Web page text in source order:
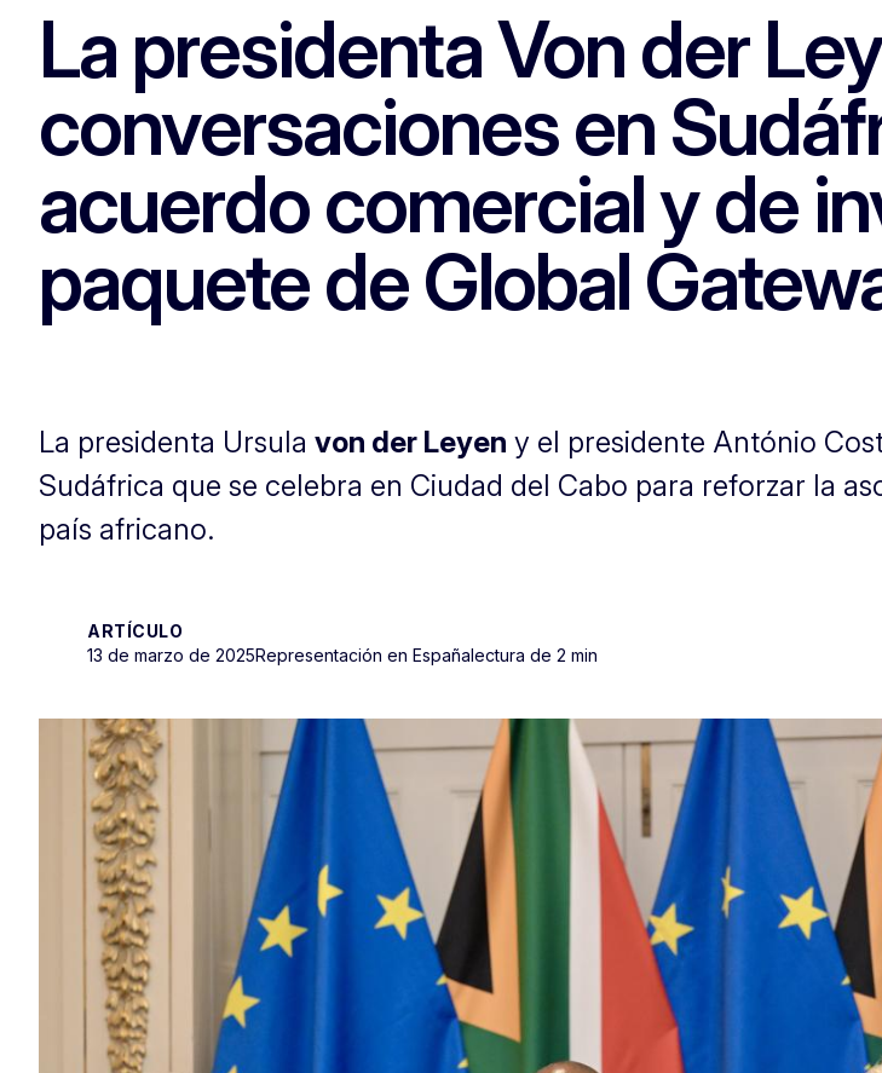
La presidenta Von der
conversaciones en
acuerdo comercial y de
paquete de Global
La presidenta Ursula von der Leyen y el presidente António
Sudáfrica que se celebra en Ciudad del Cabo para reforzar la
país africano.
ARTÍCULO
13 de marzo de 2025Representación en Españalectura de 2 min